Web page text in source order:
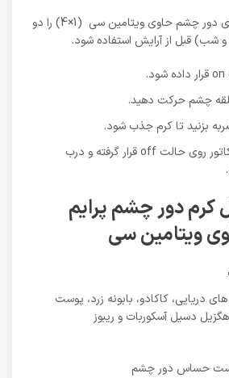
ژل کرم سفت کننده قوی دور چشم حاوی ویتامین سی (1×4) را دو
و شب) قبل از آرایش استفاده شود.
چشم حرکت دهید.
بزنید تا کرم جذب شود.
پس از مصرف، اپلیکاتور روی حالت off قرار گرفته و درب
کرم دور چشم پرایم
دریایی، کاکادو، بابونه زرد، پوست
دسیل آسکوربات و ریبوز
حساس دور چشم